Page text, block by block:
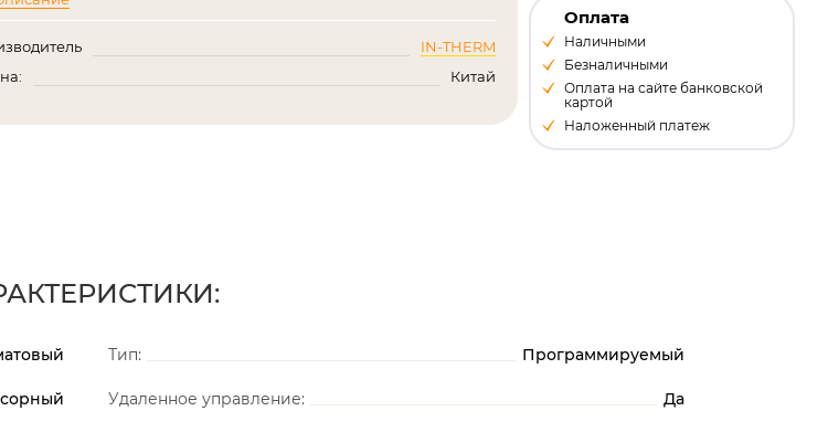
IN-THERM
Китай
Оплата
Наличными
Безналичными
Оплата на сайте банковской
картой
Наложенный платеж
Тип: Программируемый
Удаленное управление: Да